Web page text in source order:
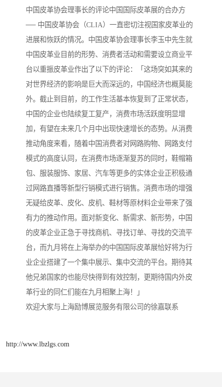
中国皮革协会理事长的评论中国国际皮革展的合办方
── 中国皮革协会（CLIA）一直密切注视国家皮革业的
进展和恢跃的情况。中国皮革协会理事长李玉中先生就
中国皮革业目前的形势、消费者活动和需要设立商业平
台以重振皮革业作出了以下的评论：「这场突如其来的
对世界经济的影响是巨大而深远的，中国经济也概莫能
外。截止到目前，的工作生活基本恢复到了正常状态，
中国的企业也陆续复工复产，消费市场活跃度明显增
加，有望在未来几个月中出现快速增长的态势。从消费
推动角度来看，随着中国消费者对网路购物、网路支付
模式的高度认同，在消费市场逐渐复苏的同时，鞋帽箱
包、服装服饰、家居、汽车等更多的实体企业正积极通
过网路直播等新型行销模式进行销售。消费市场的增强
无疑给皮革、皮化、皮机、鞋材等原材料企业带来了强
有力的推动作用。面对新变化、新需求、新形势，中国
的皮革企业正急于寻找商机、寻找订单、寻找的交流平
台，而九月将在上海举办的中国国际皮革展恰好将为行
业企业搭建了一个集中展示、集中交流的平台。期待其
他兄弟国家的也能尽快得到有效控制，更期待国内外皮
革行业的同仁们能在九月相聚上海！」
欢迎大家与上海励博展览服务有限公司的徐嘉联系
http://www.lbzlgs.com